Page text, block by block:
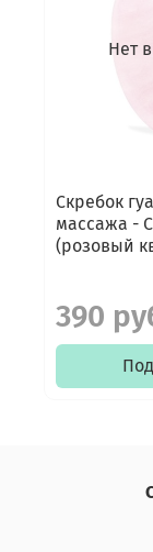
Нет
Скребок
массажа -
(розовый
390